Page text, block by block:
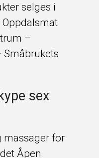
selges i
–
Småbrukets
sex
massager for
Åpen